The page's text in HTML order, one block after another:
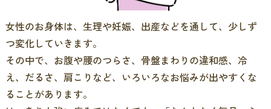
女性のお身体は、生理や妊娠、出産などを通して、少しず
つ変化していきます。
その中で、お腹や腰のつらさ、骨盤まわりの違和感、冷
え、だるさ、肩こりなど、いろいろなお悩みが出やすくな
ることがあります。